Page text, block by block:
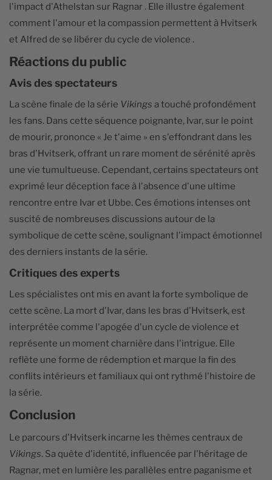
l'impact d'Athelstan sur Ragnar . Elle illustre également
comment l'amour et la compassion permettent à Hvitserk
et Alfred de se libérer du cycle de violence .
Réactions du public
Avis des spectateurs
La scène finale de la série Vikings a touché profondément
les fans. Dans cette séquence poignante, Ivar, sur le point
de mourir, prononce « Je t'aime » en s'effondrant dans les
bras d'Hvitserk, offrant un rare moment de sérénité après
une vie tumultueuse. Cependant, certains spectateurs ont
exprimé leur déception face à l'absence d'une ultime
rencontre entre Ivar et Ubbe. Ces émotions intenses ont
suscité de nombreuses discussions autour de la
symbolique de cette scène, soulignant l'impact émotionnel
des derniers instants de la série.
Critiques des experts
Les spécialistes ont mis en avant la forte symbolique de
cette scène. La mort d'Ivar, dans les bras d'Hvitserk, est
interprétée comme l'apogée d'un cycle de violence et
représente un moment charnière dans l'intrigue. Elle
reflète une forme de rédemption et marque la fin des
conflits intérieurs et familiaux qui ont rythmé l'histoire de
la série.
Conclusion
Le parcours d'Hvitserk incarne les thèmes centraux de
Vikings. Sa quête d'identité, influencée par l'héritage de
Ragnar, met en lumière les parallèles entre paganisme et